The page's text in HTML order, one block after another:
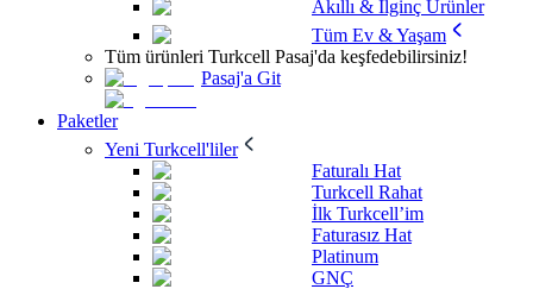
Akıllı & İlginç Ürünler
Tüm Ev & Yaşam
Tüm ürünleri Turkcell Pasaj'da keşfedebilirsiniz!
Pasaj'a Git
Paketler
Yeni Turkcell'liler
Faturalı Hat
Turkcell Rahat
İlk Turkcell’im
Faturasız Hat
Platinum
GNÇ